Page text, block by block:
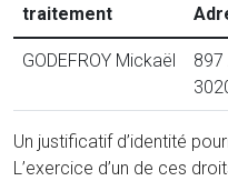
traitement
GODEFROY Mickaël
897
Un justificatif d’identité
L’exercice d’un de ces